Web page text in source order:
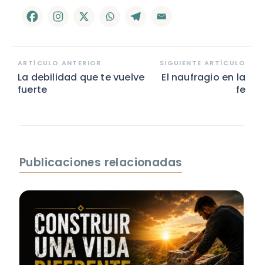
ARTÍCULO ANTERIOR
La debilidad que te vuelve
fuerte
SIGUIENTE ARTÍCULO
El naufragio en la
fe
Publicaciones relacionadas